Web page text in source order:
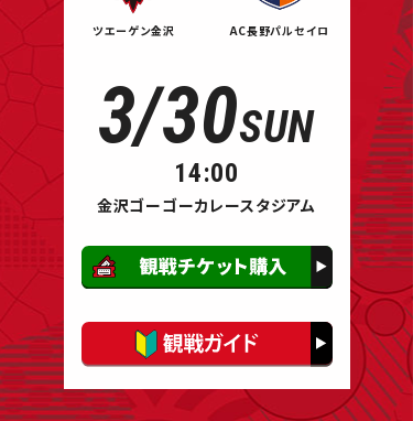
ツエーゲン金沢 AC長野パルセイロ
3/30SUN
14:00
金沢ゴーゴーカレースタジアム